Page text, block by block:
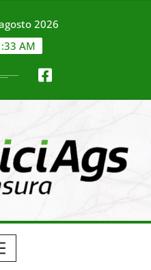
2026
AM